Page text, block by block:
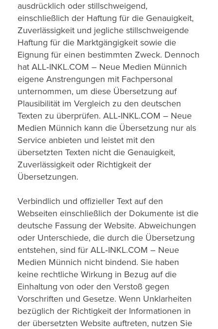
ausdrücklich oder stillschweigend,
einschließlich der Haftung für die Genauigkeit,
Zuverlässigkeit und jegliche stillschweigende
Haftung für die Marktgängigkeit sowie die
Eignung für einen bestimmten Zweck. Dennoch
hat ALL‑INKL.COM – Neue Medien Münnich
eigene Anstrengungen mit Fachpersonal
unternommen, um diese Übersetzung auf
Plausibilität im Vergleich zu den deutschen
Texten zu überprüfen. ALL‑INKL.COM – Neue
Medien Münnich kann die Übersetzung nur als
Service anbieten und leistet mit den
übersetzten Texten nicht die Genauigkeit,
Zuverlässigkeit oder Richtigkeit der
Übersetzungen.
Verbindlich und offizieller Text auf den
Webseiten einschließlich der Dokumente ist die
deutsche Fassung der Website. Abweichungen
oder Unterschiede, die durch die Übersetzung
entstehen, sind für ALL‑INKL.COM – Neue
Medien Münnich nicht bindend. Sie haben
keine rechtliche Wirkung in Bezug auf die
Einhaltung von oder den Verstoß gegen
Vorschriften und Gesetze. Wenn Unklarheiten
bezüglich der Richtigkeit der Informationen in
der übersetzten Website auftreten, nutzen Sie